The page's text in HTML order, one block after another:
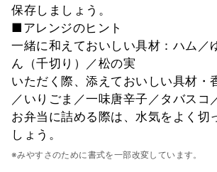
保存しましょう。
■アレンジのヒント
一緒に和えておいしい具材：ハム／
ん（千切り）／松の実
いただく際、添えておいしい具材・
／いりごま／一味唐辛子／タバスコ
お弁当に詰める際は、水気をよく切
しょう。
※みやすさのために書式を一部改変しています。